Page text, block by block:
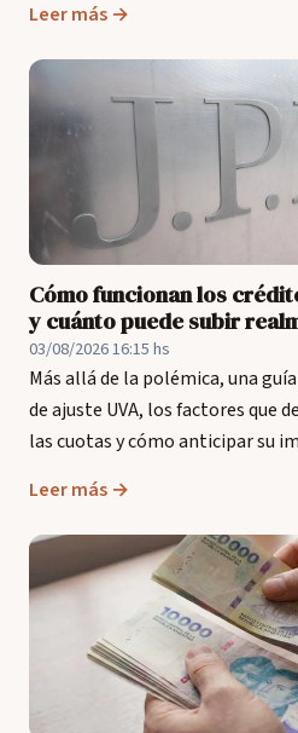
Leer más →
Cómo funcionan los
y cuánto puede subir
03/08/2026 16:15 hs
Más allá de la polémica, una
de ajuste UVA, los factores que
las cuotas y cómo anticipar su
Leer más →